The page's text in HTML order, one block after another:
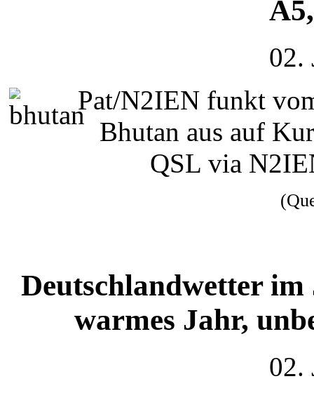
02.
Pat/N2IEN funkt
Bhutan aus auf
QSL via
Deutschlandwetter
warmes Jahr,
02.